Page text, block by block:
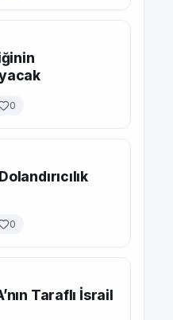
0
0
Taraflı İsrail